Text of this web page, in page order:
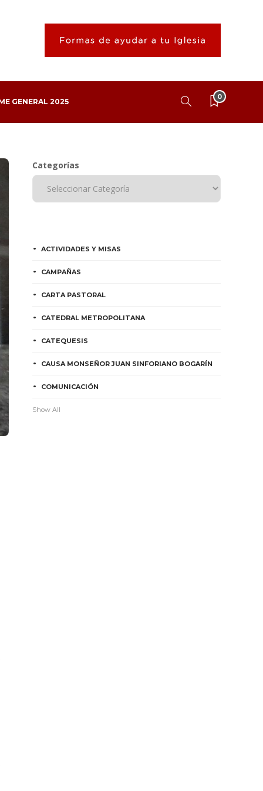
GENERAL 2025
0
Categorías
ACTIVIDADES Y MISAS
CAMPAÑAS
CARTA PASTORAL
CATEDRAL METROPOLITANA
CATEQUESIS
CAUSA MONSEÑOR JUAN SINFORIANO BOGARÍN
COMUNICACIÓN
Show All